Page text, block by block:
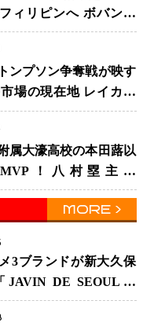
ィリピンへ ボバン・
ッチ ジョーンズカッ
挑戦
ンプソン争奪戦が映す
場の現在地 レイカー
が注目する36歳の名シ
マーベリックスが簡単
い理由
属大濠高校の本田蕗以
！八村塁主宰
SAMURAI SUMMIT
存在感 NBAへの夢へ
3ブランドが新大久保
JAVIN DE SEOUL」
「AROCELL」期間限
催
MORE